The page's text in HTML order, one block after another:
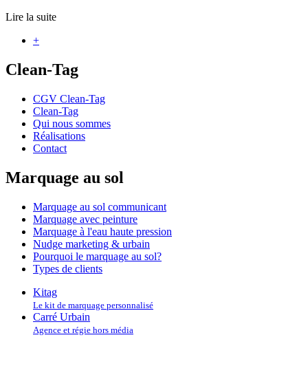
Lire la suite
+
Clean-Tag
CGV Clean-Tag
Clean-Tag
Qui nous sommes
Réalisations
Contact
Marquage au sol
Marquage au sol communicant
Marquage avec peinture
Marquage à l'eau haute pression
Nudge marketing & urbain
Pourquoi le marquage au sol?
Types de clients
Kitag
Le kit de marquage personnalisé
Carré Urbain
Agence et régie hors média